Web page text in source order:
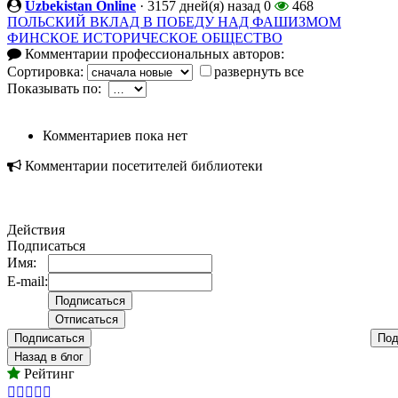
Uzbekistan Online · 3157 дней(я) назад 0
468
ПОЛЬСКИЙ ВКЛАД В ПОБЕДУ НАД ФАШИЗМОМ
ФИНСКОЕ ИСТОРИЧЕСКОЕ ОБЩЕСТВО
Комментарии профессиональных авторов:
Сортировка:
развернуть все
Показывать по:
Комментариев пока нет
Комментарии посетителей библиотеки
Действия
Подписаться
Имя:
E-mail:
Подписаться
Назад в блог
Рейтинг
    